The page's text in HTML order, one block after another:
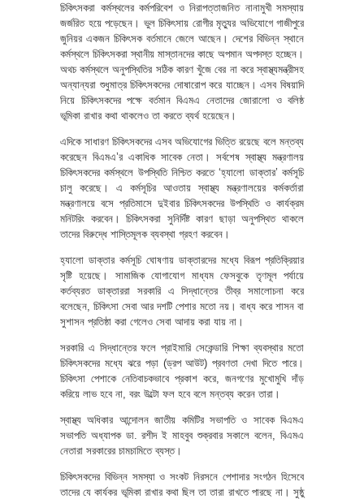
চিকিৎসকরা কর্মস্থলের কর্মপরিবেশ ও নিরাপত্তাজনিত নানামুখী সমস্যায়
জর্জরিত হয়ে পড়েছেন। ভুল চিকিৎসায় রোগীর মৃত্যুর অভিযোগে গাজীপুরে
জুনিয়র একজন চিকিৎসক বর্তমানে জেলে আছেন। দেশের বিভিন্ন স্থানে
কর্মস্থলে চিকিৎসকরা স্থানীয় মাস্তানদের কাছে অপমান অপদস্ত হচ্ছেন।
অথচ কর্মস্থলে অনুপস্থিতির সঠিক কারণ খুঁজে বের না করে স্বাস্থ্যমন্ত্রীসহ
অন্যান্যরা শুধুমাত্র চিকিৎসকদের দোষারোপ করে যাচ্ছেন। এসব বিষয়াদি
নিয়ে চিকিৎসকদের পক্ষে বর্তমান বিএমএ নেতাদের জোরালো ও বলিষ্ঠ
ভূমিকা রাখার কথা থাকলেও তা করতে ব্যর্থ হয়েছেন।
এদিকে সাধারণ চিকিৎসকদের এসব অভিযোগের ভিত্তি রয়েছে বলে মন্তব্য
করেছেন বিএমএ’র একাধিক সাবেক নেতা। সর্বশেষ স্বাস্থ্য মন্ত্রণালয়
চিকিৎসকদের কর্মস্থলে উপস্থিতি নিশ্চিত করতে ‘হ্যালো ডাক্তার’ কর্মসূচি
চালু করেছে। এ কর্মসূচির আওতায় স্বাস্থ্য মন্ত্রণালয়ের কর্মকর্তারা
মন্ত্রণালয়ে বসে প্রতিমাসে দুইবার চিকিৎসকদের উপস্থিতি ও কার্যক্রম
মনিটরিং করবেন। চিকিৎসকরা সুনির্দিষ্ট কারণ ছাড়া অনুপস্থিত থাকলে
তাদের বিরুদ্ধে শাস্তিমূলক ব্যবস্থা গ্রহণ করবেন।
হ্যালো ডাক্তার কর্মসূচি ঘোষণায় ডাক্তারদের মধ্যে বিরূপ প্রতিক্রিয়ার
সৃষ্টি হয়েছে। সামাজিক যোগাযোগ মাধ্যম ফেসবুকে তৃণমূল পর্যায়ে
কর্তব্যরত ডাক্তাররা সরকারি এ সিদ্ধান্তের তীব্র সমালোচনা করে
বলেছেন, চিকিৎসা সেবা আর দশটি পেশার মতো নয়। বাধ্য করে শাসন বা
সুশাসন প্রতিষ্ঠা করা গেলেও সেবা আদায় করা যায় না।
সরকারি এ সিদ্ধান্তের ফলে প্রাইমারি সেকেন্ডারি শিক্ষা ব্যবস্থার মতো
চিকিৎসকদের মধ্যে ঝরে পড়া (ড্রপ আউট) প্রবণতা দেখা দিতে পারে।
চিকিৎসা পেশাকে নেতিবাচকভাবে প্রকাশ করে, জনগণের মুখোমুখি দাঁড়
করিয়ে লাভ হবে না, বরং উল্টো ফল হবে বলে মন্তব্য করেন তারা।
স্বাস্থ্য অধিকার আন্দোলন জাতীয় কমিটির সভাপতি ও সাবেক বিএমএ
সভাপতি অধ্যাপক ডা. রশীদ ই মাহবুব শুক্রবার সকালে বলেন, বিএমএ
নেতারা সরকারের চামচামিতে ব্যস্ত।
চিকিৎসকদের বিভিন্ন সমস্যা ও সংকট নিরসনে পেশাদার সংগঠন হিসেবে
তাদের যে কার্যকর ভূমিকা রাখার কথা ছিল তা তারা রাখতে পারছে না। সুষ্ঠু